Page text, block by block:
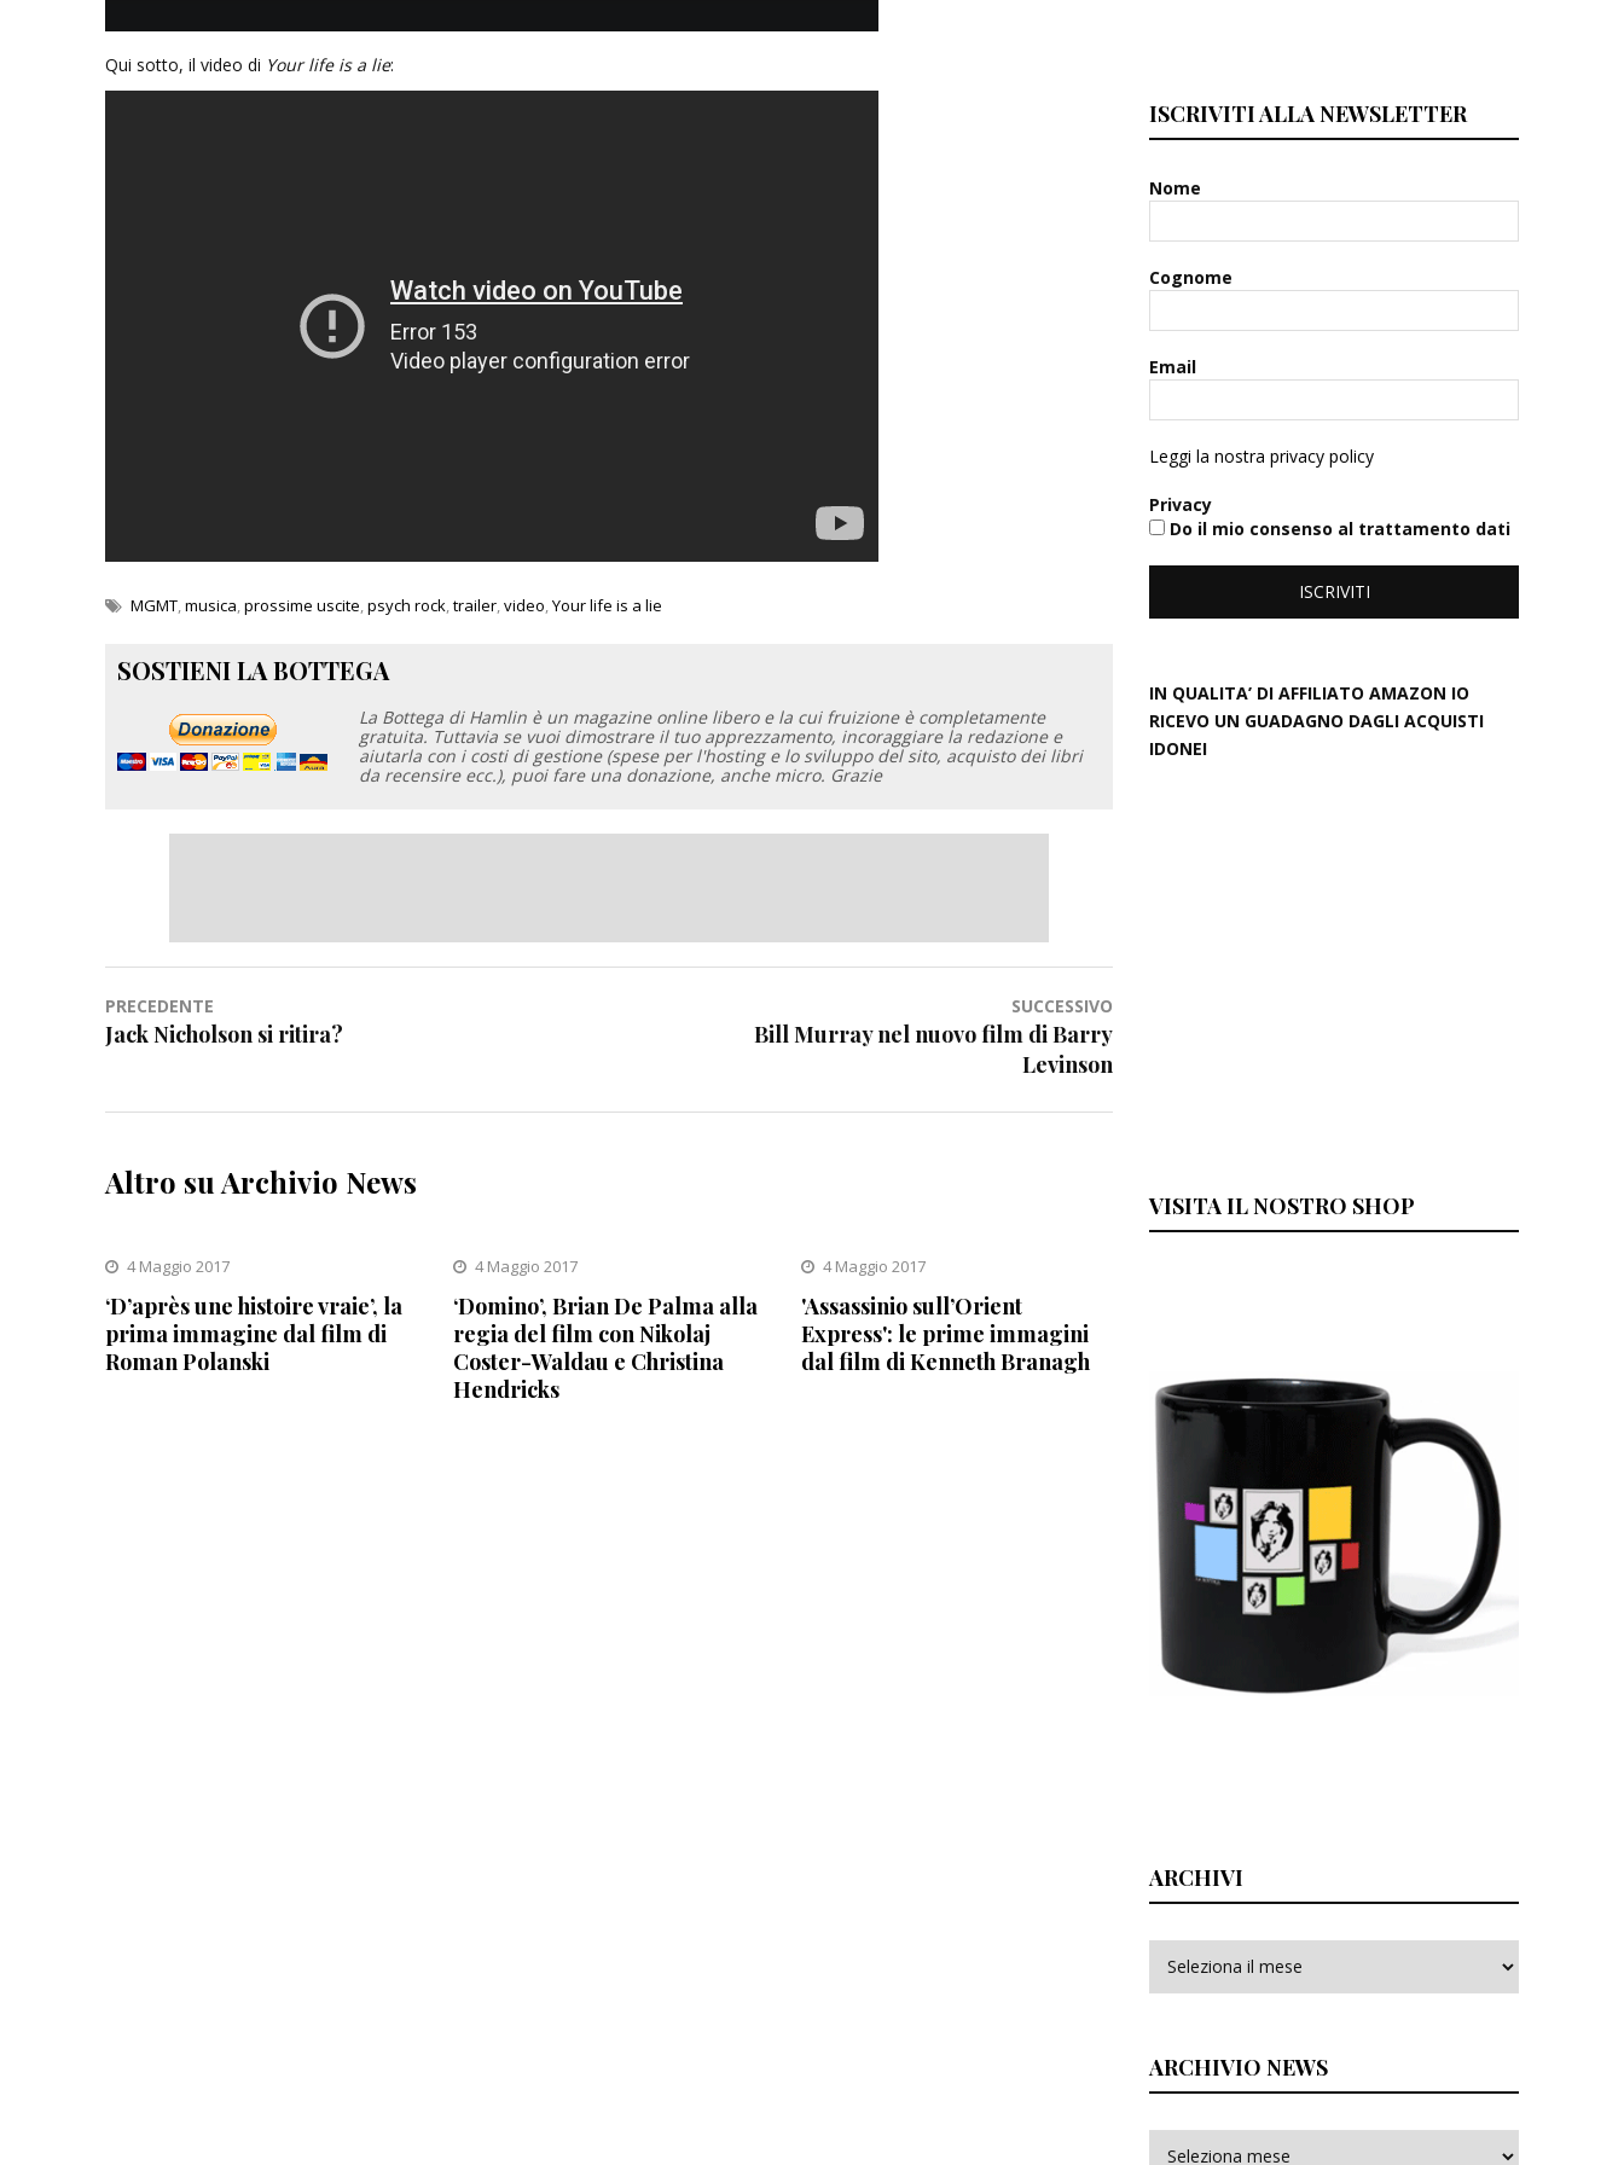
Qui sotto, il video di Your life is a lie:
MGMT,musica,prossime uscite,psych rock,trailer,video,Your life is a lie
SOSTIENI LA BOTTEGA
La Bottega di Hamlin è un magazine online libero e la cui fruizione è completamente
gratuita. Tuttavia se vuoi dimostrare il tuo apprezzamento, incoraggiare la redazione e
aiutarla con i costi di gestione (spese per l'hosting e lo sviluppo del sito, acquisto dei libri
da recensire ecc.), puoi fare una donazione, anche micro. Grazie
Navigazione
articoli
PRECEDENTE
Jack Nicholson si ritira?
SUCCESSIVO
Bill Murray nel nuovo film di Barry
Levinson
Altro su Archivio News
4 Maggio 2017
‘D’après une histoire vraie’, la
prima immagine dal film di
Roman Polanski
4 Maggio 2017
‘Domino’, Brian De Palma alla
regia del film con Nikolaj
Coster-Waldau e Christina
Hendricks
4 Maggio 2017
'Assassinio sull’Orient
Express': le prime immagini
dal film di Kenneth Branagh
ISCRIVITI ALLA NEWSLETTER
Nome
Cognome
Email
Leggi la nostra privacy policy
Privacy
Do il mio consenso al trattamento dati
IN QUALITA’ DI AFFILIATO AMAZON IO
RICEVO UN GUADAGNO DAGLI ACQUISTI
IDONEI
VISITA IL NOSTRO SHOP
ARCHIVI
ARCHIVIO NEWS